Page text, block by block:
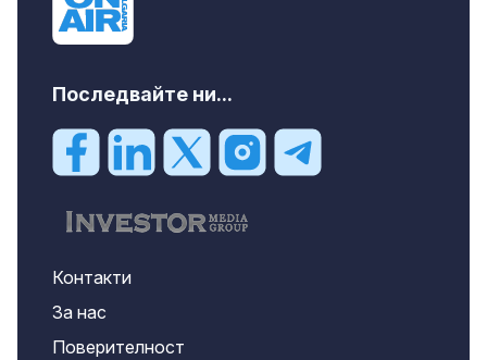
Последвайте ни...
Контакти
За нас
Поверителност